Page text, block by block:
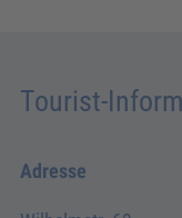
Tourist-
Adresse